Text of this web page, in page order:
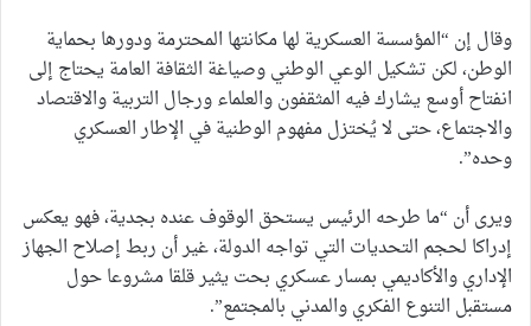
وقال إن “المؤسسة العسكرية لها مكانتها المحترمة ودورها بحماية
الوطن، لكن تشكيل الوعي الوطني وصياغة الثقافة العامة يحتاج إلى
انفتاح أوسع يشارك فيه المثقفون والعلماء ورجال التربية والاقتصاد
والاجتماع، حتى لا يُختزل مفهوم الوطنية في الإطار العسكري
وحده”.
ويرى أن “ما طرحه الرئيس يستحق الوقوف عنده بجدية، فهو يعكس
إدراكا لحجم التحديات التي تواجه الدولة، غير أن ربط إصلاح الجهاز
الإداري والأكاديمي بمسار عسكري بحت يثير قلقا مشروعا حول
مستقبل التنوع الفكري والمدني بالمجتمع”.